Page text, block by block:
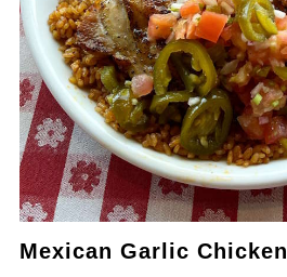
Mexican Garlic Chicken